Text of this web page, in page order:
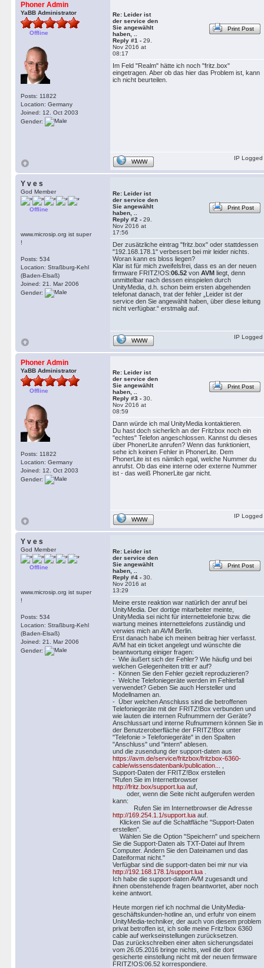
Phoner Admin
YaBB Administrator
Offline
Posts: 11822
Location: Germany
Joined: 12. Oct 2003
Gender:
Re: Leider ist
der service den
Sie angewählt
haben, ..
Reply #1 - 29.
Nov 2016 at
08:17
Print Post
Im Feld "Realm" hätte ich noch "fritz.box"
eingetragen. Aber ob das hier das Problem ist, kann
ich nicht beurteilen.
WWW
IP Logged
Y v e s
God Member
Offline
www.microsip.org ist super
!
Posts: 534
Location: Straßburg-Kehl
(Baden-Elsaß)
Joined: 21. Mar 2006
Gender:
Re: Leider ist
der service den
Sie angewählt
haben, ..
Reply #2 - 29.
Nov 2016 at
17:56
Print Post
Der zusätzliche eintrag "fritz.box" oder stattdessen
"192.168.178.1" verbessert bei mir leider nichts.
Woran kann es bloss liegen?
Klar ist für mich zweifelsfrei, dass es an der neuen
firmware FRITZ!OS:06.52 von AVM liegt, denn
unmittelbar nach dessen einspielen durch
UnityMedia, d.h. schon beim ersten abgehenden
telefonat danach, trat der fehler „Leider ist der
service den Sie angewählt haben, über diese leitung
nicht verfügbar.“ erstmalig auf.
WWW
IP Logged
Phoner Admin
YaBB Administrator
Offline
Posts: 11822
Location: Germany
Joined: 12. Oct 2003
Gender:
Re: Leider ist
der service den
Sie angewählt
haben, ..
Reply #3 - 30.
Nov 2016 at
08:59
Print Post
Dann würde ich mal UnityMedia kontaktieren.
Du hast doch sicherlich an der Fritzbox noch ein
"echtes" Telefon angeschlossen. Kannst du dieses
über PhonerLite anrufen? Wenn das funktioniert,
sehe ich keinen Fehler in PhonerLite. Dem
PhonerLite ist es nämlich egal, welche Nummer du
anrufst. Ob das eine interne oder externe Nummer
ist - das weiß PhonerLite gar nicht.
WWW
IP Logged
Y v e s
God Member
Offline
www.microsip.org ist super
!
Posts: 534
Location: Straßburg-Kehl
(Baden-Elsaß)
Joined: 21. Mar 2006
Gender:
Re: Leider ist
der service den
Sie angewählt
haben, ..
Reply #4 - 30.
Nov 2016 at
13:29
Print Post
Meine erste reaktion war natürlich der anruf bei
UnityMedia. Der dortige mitarbeiter meinte,
UnityMedia sei nicht für internettelefonie bzw. die
wartung meines internettelefons zuständig und
verwies mich an AVM Berlin.
Erst danach habe ich meinen beitrag hier verfasst.
AVM hat ein ticket angelegt und wünschte die
beantwortung einiger fragen:
- Wie äußert sich der Fehler? Wie häufig und bei
welchen Gelegenheiten tritt er auf?
- Können Sie den Fehler gezielt reproduzieren?
- Welche Telefoniegeräte werden im Fehlerfall
verwendet? Geben Sie auch Hersteller und
Modellnamen an.
- Über welchen Anschluss sind die betroffenen
Telefoniegeräte mit der FRITZ!Box verbunden und
wie lauten die internen Rufnummern der Geräte?
Anschlussart und interne Rufnummern können Sie in
der Benutzeroberfläche der FRITZ!Box unter
"Telefonie > Telefoniegeräte" in den Spalten
"Anschluss" und "intern" ablesen.
und die zusendung der support-daten aus
https://avm.de/service/fritzbox/fritzbox-6360-
cable/wissensdatenbank/publication...
Support-Daten der FRITZ!Box erstellen
"Rufen Sie im Internetbrowser
http://fritz.box/support.lua auf,
oder, wenn die Seite nicht aufgerufen werden
kann:
Rufen Sie im Internetbrowser die Adresse
http://169.254.1.1/support.lua auf.
Klicken Sie auf die Schaltfläche "Support-Daten
erstellen".
Wählen Sie die Option "Speichern" und speichern
Sie die Support-Daten als TXT-Datei auf Ihrem
Computer. Ändern Sie den Dateinamen und das
Dateiformat nicht."
Verfügbar sind die support-daten bei mir nur via
http://192.168.178.1/support.lua
Ich habe die support-daten AVM zugesandt und
ihnen obenstehende fragen beantwortet, aber noch
keine antwort.
Heute morgen rief ich nochmal die UnityMedia-
geschäftskunden-hotline an, und erfuhr von einem
UnityMedia-techniker, der auch von diesem problem
privat betroffen ist, ich solle meine Fritz!box 6360
cable auf werkseinstellungen zurücksetzen.
Das zurückschreiben einer alten sicherungsdatei
vom 26.05.2016 bringe nichts, weil die dort
gesicherte einstellung nicht mit der neuen firmware
FRITZ!OS:06.52 korrespondiere.